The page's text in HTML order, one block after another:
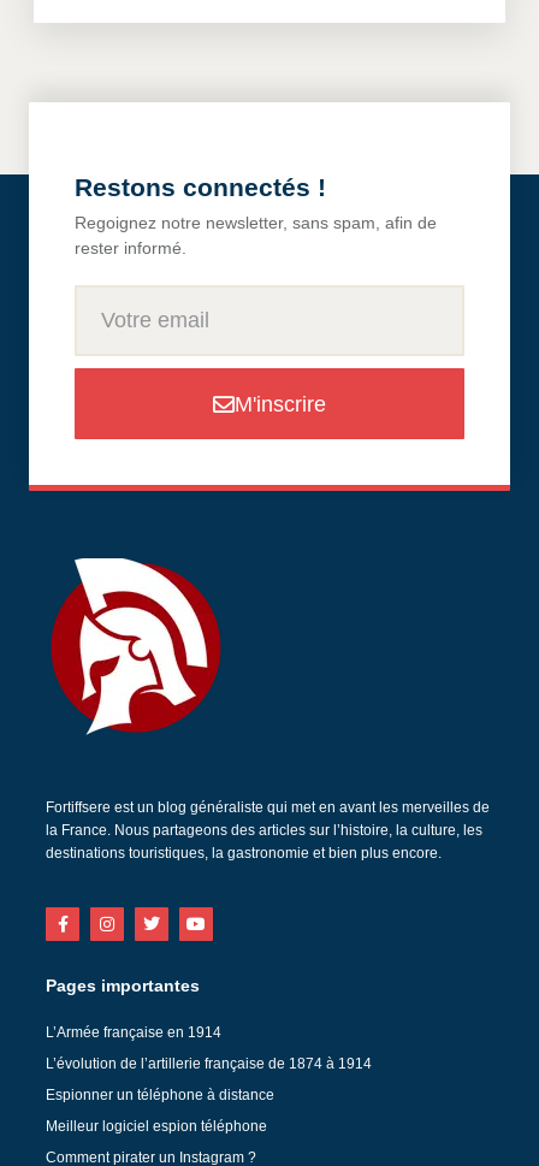
Restons connectés !
Regoignez notre newsletter, sans spam, afin de
rester informé.
M'inscrire
Fortiffsere est un blog généraliste qui met en avant les merveilles de
la France. Nous partageons des articles sur l’histoire, la culture, les
destinations touristiques, la gastronomie et bien plus encore.
Pages importantes
L’Armée française en 1914
L’évolution de l’artillerie française de 1874 à 1914
Espionner un téléphone à distance
Meilleur logiciel espion téléphone
Comment pirater un Instagram ?